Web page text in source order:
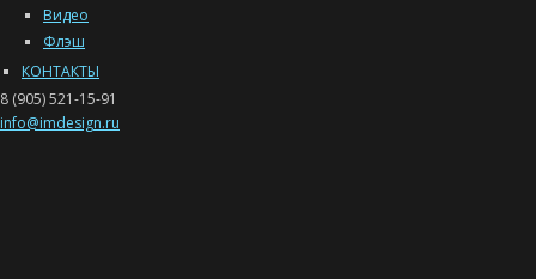
Видео
Флэш
КОНТАКТЫ
8 (905) 521-15-91
info@imdesign.ru